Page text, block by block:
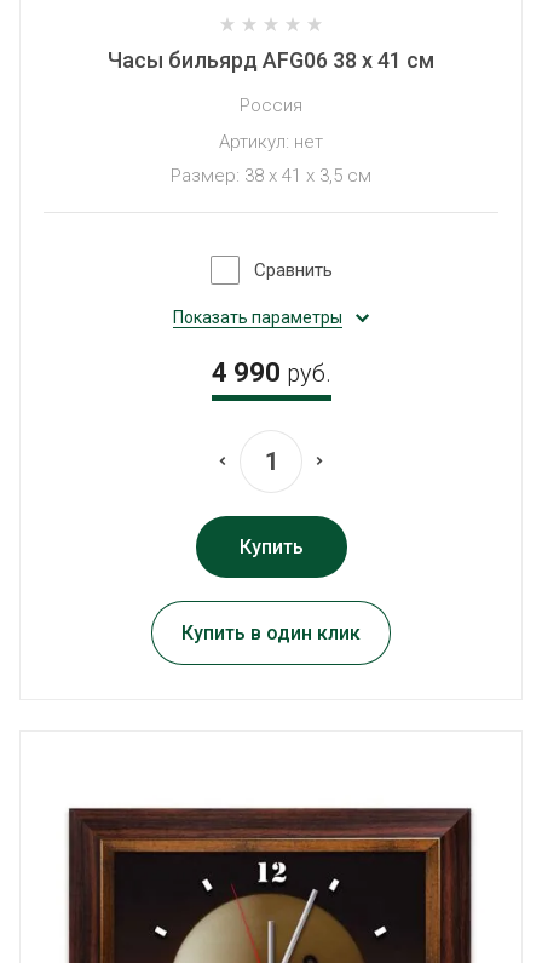
Часы бильярд AFG06 38 х 41 см
Россия
Артикул: нет
Размер: 38 x 41 x 3,5 см
Сравнить
Показать параметры
4 990 руб.
Купить
Купить в один клик